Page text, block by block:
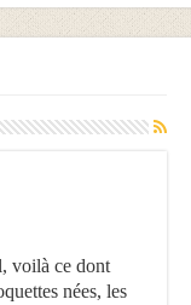
voilà ce dont
nées, les